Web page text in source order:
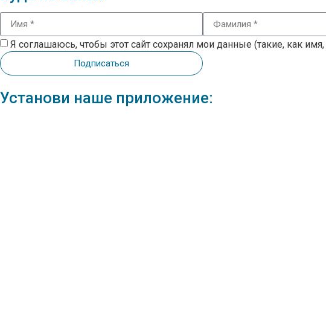
Я соглашаюсь, чтобы этот сайт сохранял мои данные (такие, как
Подписаться
Установи наше приложение: